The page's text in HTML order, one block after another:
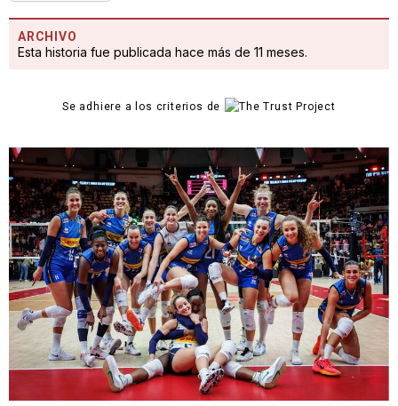
ARCHIVO
Esta historia fue publicada hace más de 11 meses.
Se adhiere a los criterios de